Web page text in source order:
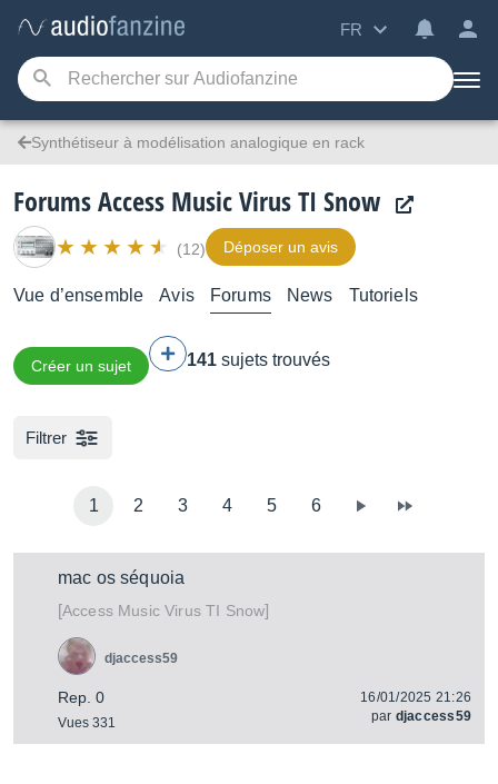
FR
Synthétiseur à modélisation analogique en rack
Forums Access Music Virus TI Snow
(12) Déposer un avis
Vue d’ensemble Avis Forums News Tutoriels
Créer un sujet 141 sujets trouvés
Filtrer
1 2 3 4 5 6
mac os séquoia
[Access MusicVirus TI Snow]
Rep. 0
Vues 331
djaccess59
16/01/2025 21:26
par djaccess59